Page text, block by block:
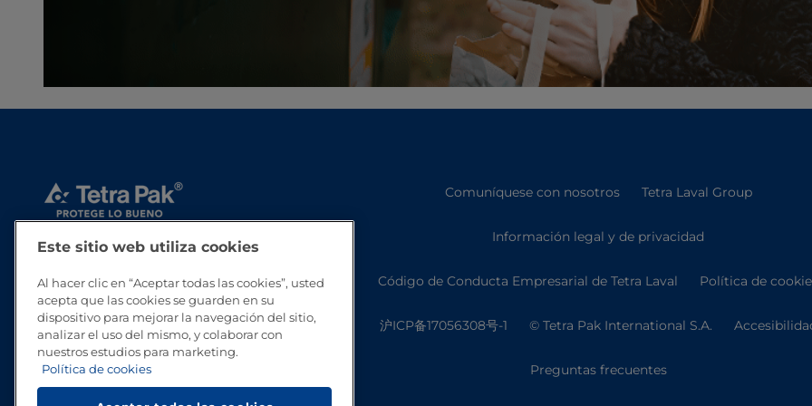
Comuníquese con nosotros Tetra Laval Group
Información legal y de privacidad
Código de Conducta Empresarial de Tetra Laval Política de
沪ICP备17056308号-1 © Tetra Pak International S.A.
Preguntas frecuentes
Este sitio web utiliza cookies
Al hacer clic en “Aceptar todas las cookies”, usted
acepta que las cookies se guarden en su
dispositivo para mejorar la navegación del sitio,
analizar el uso del mismo, y colaborar con
nuestros estudios para marketing.
Política de cookies